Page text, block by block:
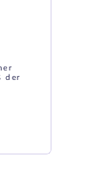
der